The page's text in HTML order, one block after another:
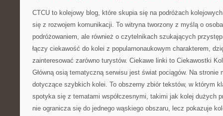
CTCU to kolejowy blog, które skupia się na podróżach
się z rozwojem komunikacji. To witryna tworzony z myślą o
podróżowaniem, ale również o czytelnikach szukających
łączy ciekawość do kolei z popularnonaukowym charakterem,
zainteresować zarówno turystów. Ciekawe linki to Ciekawostki
Główną osią tematyczną serwisu jest świat pociągów. Na stronie
dotyczące szybkich kolei. To obszerny zbiór tekstów, w którym
spotyka się z tematami współczesnymi, takimi jak kolej dużych
nie ogranicza się do jednego wąskiego obszaru, lecz pokazuje